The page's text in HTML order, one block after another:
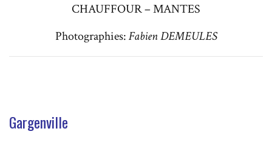
CHAUFFOUR – MANTES
Photographies:Fabien DEMEULES
Gargenville